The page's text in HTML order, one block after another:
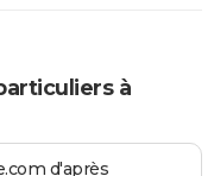
à
d'après